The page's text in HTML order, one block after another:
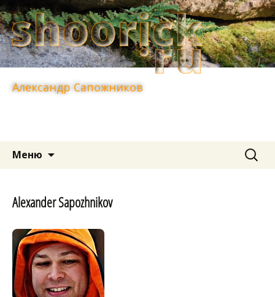
Александр Сапожников
Меню Найти:
Alexander Sapozhnikov